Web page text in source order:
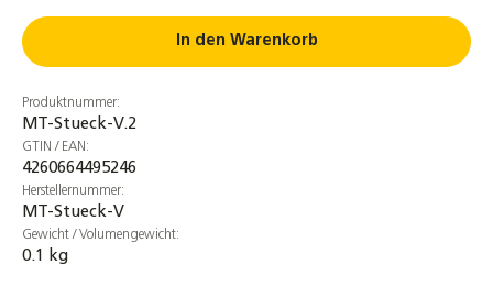
Messing Doppelnippel 3/8" bis 1 1/2" -
beidseitig flachdichtend - Trinkwasser
geeignet
1,75 €
2er-Set Verbindungen für Kollektoren
22x22mm Klemmringverschraubung
In den Warenkorb
Produktnummer:
MT-Stueck-V.2
GTIN / EAN:
4260664495246
Herstellernummer:
MT-Stueck-V
Gewicht / Volumengewicht:
0.1 kg